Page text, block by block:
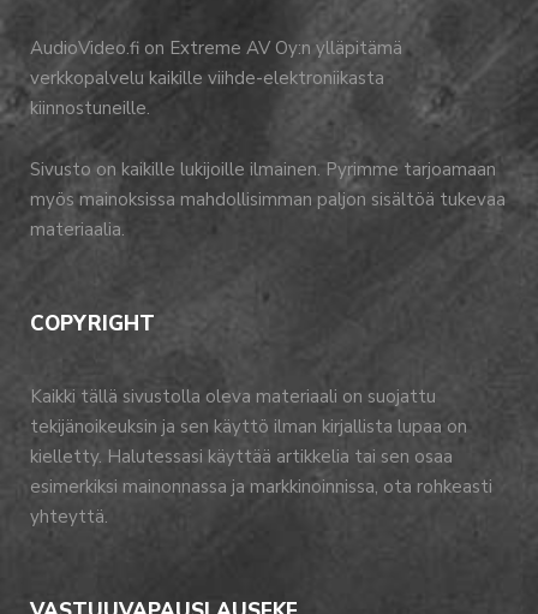
AudioVideo.fi on Extreme AV Oy:n ylläpitämä
verkkopalvelu kaikille viihde-elektroniikasta
kiinnostuneille.
Sivusto on kaikille lukijoille ilmainen. Pyrimme tarjoamaan
myös mainoksissa mahdollisimman paljon sisältöä tukevaa
materiaalia.
COPYRIGHT
Kaikki tällä sivustolla oleva materiaali on suojattu
tekijänoikeuksin ja sen käyttö ilman kirjallista lupaa on
kielletty. Halutessasi käyttää artikkelia tai sen osaa
esimerkiksi mainonnassa ja markkinoinnissa, ota rohkeasti
yhteyttä.